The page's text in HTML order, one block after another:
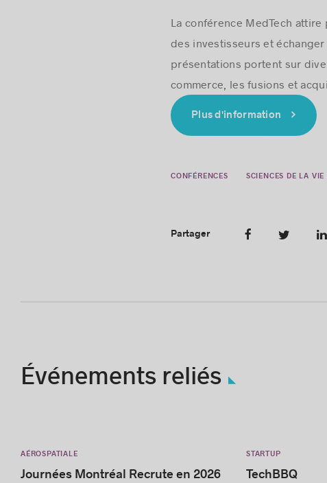
La conférence MedTech
des investisseurs et
présentations portent sur
commerce, les fusions et
Plus d'information
CONFÉRENCES SCIENCES DE LA
Partager
Événements reliés
AÉROSPATIALE
Journées Montréal Recrute en 2026
STARTUP
TechBBQ